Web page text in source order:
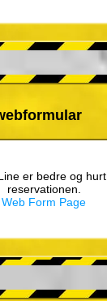
er bedre og
reservationen.
Web Form Page